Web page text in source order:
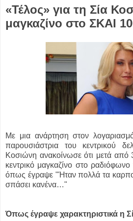
«Τέλος» για τη Σία
μαγκαζίνο στο ΣΚΑΙ
Με μια ανάρτηση στον
παρουσιάστρια του κεντρικού
Κοσιώνη ανακοίνωσε ότι μετά από
κεντρικό μαγκαζίνο στο
όπως έγραψε "Ήταν πολλά τα
σπάσει κανένα…"
Όπως έγραψε χαρακτηριστικά η